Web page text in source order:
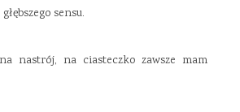
sensu.
nastrój, na ciasteczko zawsze mam